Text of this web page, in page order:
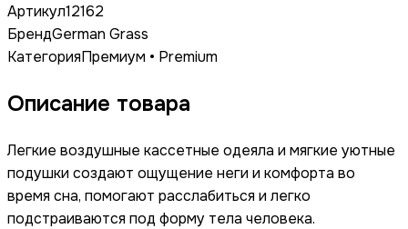
Артикул12162
БрендGerman Grass
КатегорияПремиум • Premium
Описание товара
Легкие воздушные кассетные одеяла и мягкие уютные
подушки создают ощущение неги и комфорта во
время сна, помогают расслабиться и легко
подстраиваются под форму тела человека.